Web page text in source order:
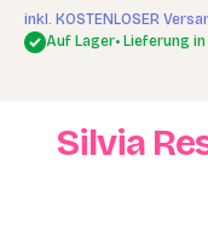
inkl. KOSTENLOSER
Auf Lager• Lieferung
Silvia